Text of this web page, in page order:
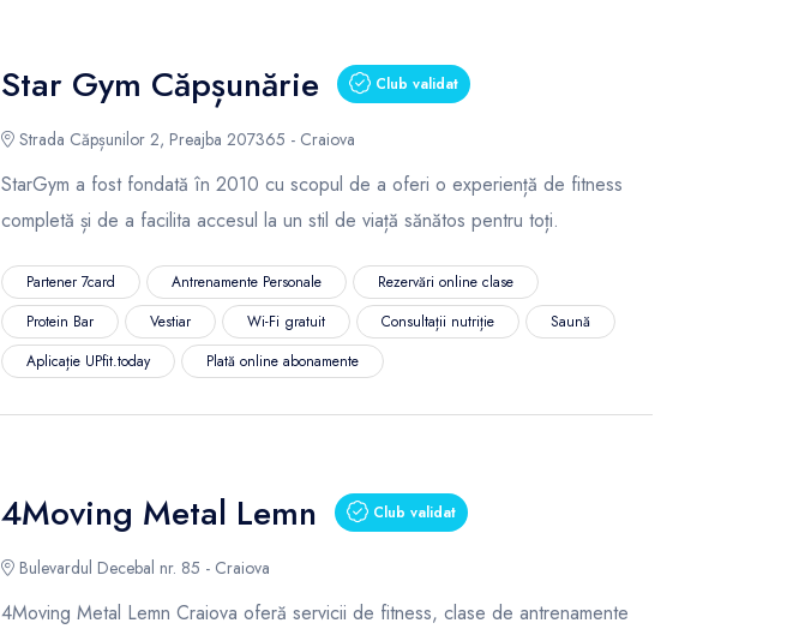
Star Gym Căpșunărie Club validat
Strada Căpșunilor 2, Preajba 207365 - Craiova
StarGym a fost fondată în 2010 cu scopul de a oferi o experiență de fitness
completă și de a facilita accesul la un stil de viață sănătos pentru toți.
Partener 7card Antrenamente Personale
Rezervări online clase
Protein Bar
Vestiar Wi-Fi gratuit Consultații nutriție
Saună
Aplicație UPfit.today
Plată online abonamente
4Moving Metal Lemn Club validat
Bulevardul Decebal nr. 85 - Craiova
4Moving Metal Lemn Craiova oferă servicii de fitness, clase de antrenamente